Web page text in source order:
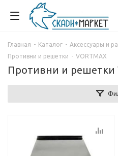
Главная - Каталог - Аксессуары и
Противни и решетки - VORTMAX
Противни и решетки